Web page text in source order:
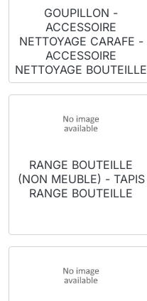
GOUPILLON -
ACCESSOIRE
NETTOYAGE CARAFE -
ACCESSOIRE
NETTOYAGE BOUTEILLE
RANGE BOUTEILLE
(NON MEUBLE) - TAPIS
RANGE BOUTEILLE